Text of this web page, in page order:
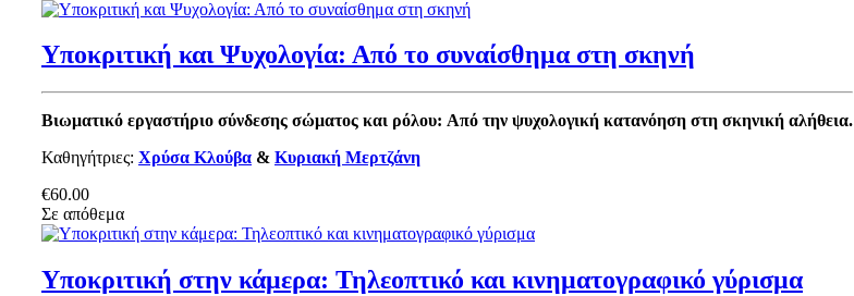
Υποκριτική και Ψυχολογία: Από το συναίσθημα στη σκηνή
Βιωματικό εργαστήριο σύνδεσης σώματος και ρόλου: Από την ψυχολογική κατανόηση στη σκηνική αλήθεια.
Καθηγήτριες: Χρύσα Κλούβα & Κυριακή Μερτζάνη
€60.00
Σε απόθεμα
Υποκριτική στην κάμερα: Τηλεοπτικό και κινηματογραφικό γύρισμα